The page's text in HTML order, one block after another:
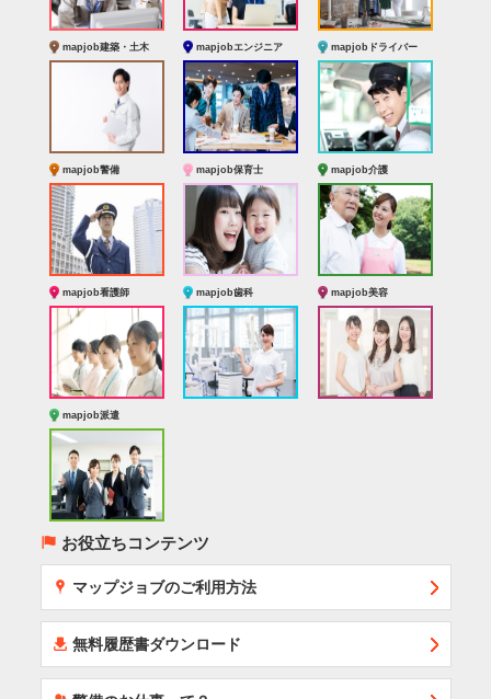
mapjob建築・土木 mapjobエンジニア mapjobドライバー
mapjob警備 mapjob保育士 mapjob介護
mapjob看護師 mapjob歯科 mapjob美容
mapjob派遣
( お役立ちコンテンツ
x マップジョブのご利用方法
í 無料履歴書ダウンロード